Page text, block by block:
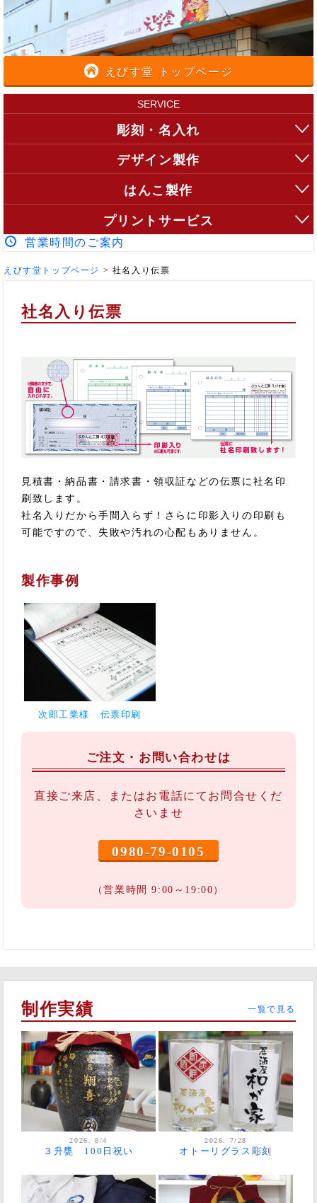
えびす堂 トップページ
SERVICE
彫刻・名入れ
デザイン製作
はんこ製作
プリントサービス
営業時間のご案内
えびす堂トップページ > 社名入り伝票
社名入り伝票
見積書・納品書・請求書・領収証などの伝票に社名印
刷致します。
社名入りだから手間入らず！さらに印影入りの印刷も
可能ですので、失敗や汚れの心配もありません。
製作事例
次郎工業様 伝票印刷
ご注文・お問い合わせは
直接ご来店、またはお電話にてお問合せくだ
さいませ
0980-79-0105
（営業時間 9:00～19:00）
制作実績 一覧で見る
2026. 8/4
３升甕 100日祝い
2026. 7/28
オトーリグラス彫刻